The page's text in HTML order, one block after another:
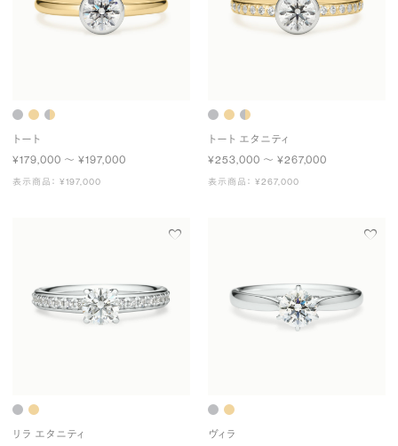
トート
¥179,000 〜 ¥197,000
表示商品： ¥197,000
トート エタニティ
¥253,000 〜 ¥267,000
表示商品： ¥267,000
リラ エタニティ ヴィラ